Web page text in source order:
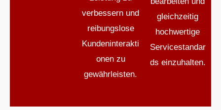
verbessern und
reibungslose
Kundeninterakti
onen zu
gewährleisten.
gleichzeitig
hochwertige
Servicestandar
ds einzuhalten.